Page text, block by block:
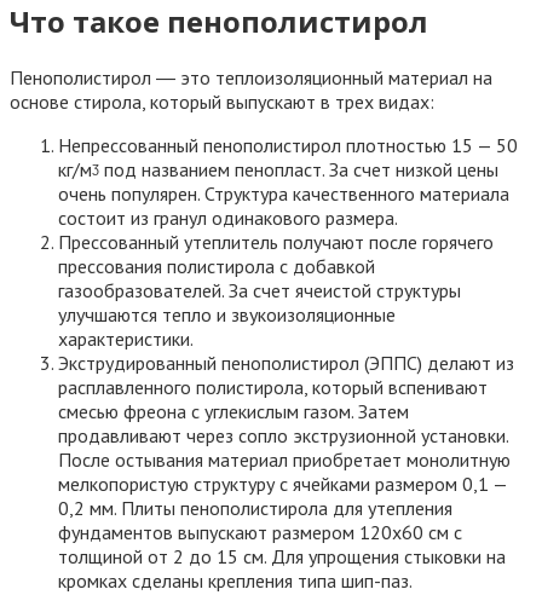
Что такое пенополистирол
Пенополистирол ― это теплоизоляционный материал на
основе стирола, который выпускают в трех видах:
Непрессованный пенополистирол плотностью 15 — 50
кг/мᶾ под названием пенопласт. За счет низкой цены
очень популярен. Структура качественного материала
состоит из гранул одинакового размера.
Прессованный утеплитель получают после горячего
прессования полистирола с добавкой
газообразователей. За счет ячеистой структуры
улучшаются тепло и звукоизоляционные
характеристики.
Экструдированный пенополистирол (ЭППС) делают из
расплавленного полистирола, который вспенивают
смесью фреона с углекислым газом. Затем
продавливают через сопло экструзионной установки.
После остывания материал приобретает монолитную
мелкопористую структуру с ячейками размером 0,1 —
0,2 мм. Плиты пенополистирола для утепления
фундаментов выпускают размером 120х60 см с
толщиной от 2 до 15 см. Для упрощения стыковки на
кромках сделаны крепления типа шип-паз.